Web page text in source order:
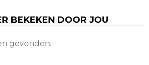
BEKEKEN DOOR JOU
gevonden.